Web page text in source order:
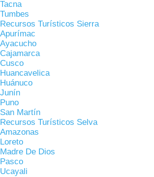
Tacna
Tumbes
Recursos Turísticos Sierra
Apurímac
Ayacucho
Cajamarca
Cusco
Huancavelica
Huánuco
Junín
Puno
San Martín
Recursos Turísticos Selva
Amazonas
Loreto
Madre De Dios
Pasco
Ucayali